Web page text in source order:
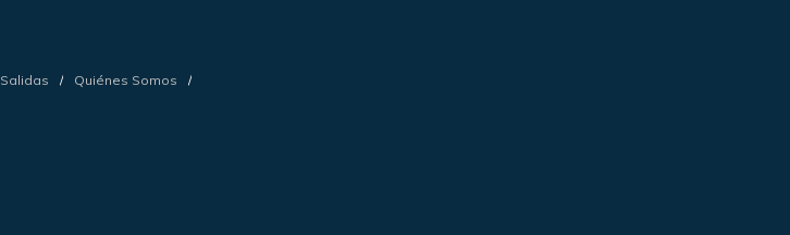
Salidas
Quiénes Somos